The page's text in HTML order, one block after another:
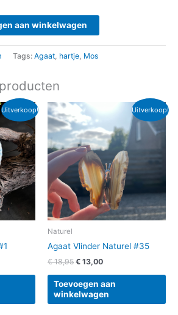
aan winkelwagen
Tags: Agaat hartje Mos
Uitverkoop! Uitverkoop!
Naturel
Agaat Vlinder Naturel #35
€18,95
Oorspronkelijke
prijs
was:
€ 18,95.
€ 13,00
€ 13,00.
Toevoegen aan
winkelwagen